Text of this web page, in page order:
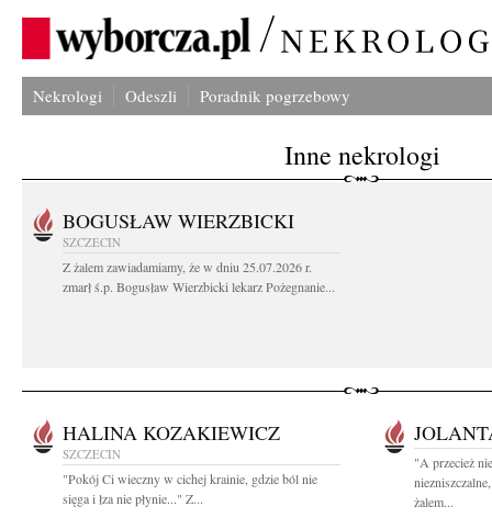
Nekrologi Odeszli Poradnik pogrzebowy
Inne nekrologi
BOGUSŁAW WIERZBICKI
SZCZECIN
Z żalem zawiadamiamy, że w dniu 25.07.2026 r.
zmarł ś.p. Bogusław Wierzbicki lekarz Pożegnanie...
HALINA KOZAKIEWICZ
SZCZECIN
"Pokój Ci wieczny w cichej krainie, gdzie ból nie
sięga i łza nie płynie..." Z...
"A przecież
żalem...